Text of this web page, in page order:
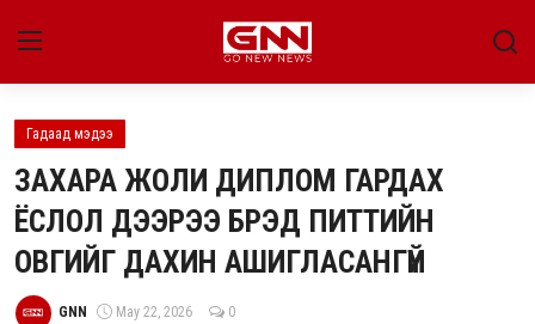
Улс төр
Нийгэм
Энтертайнмент
Эдийн засаг
Гадаад мэдээ
ЗАХАРА ЖОЛИ ДИПЛОМ ГАРДАХ
ЁСЛОЛ ДЭЭРЭЭ БРЭД ПИТТИЙН
ОВГИЙГ ДАХИН АШИГЛАСАНГҮЙ
GNN May 22, 2026 0